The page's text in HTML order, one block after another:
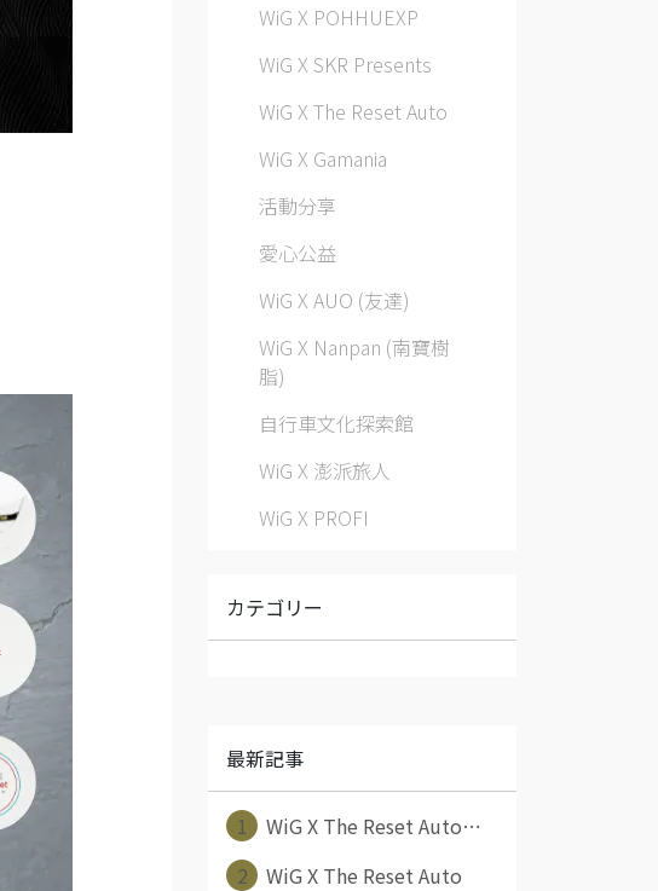
WiG X POHHUEXP
WiG X SKR Presents
WiG X The Reset Auto
WiG X Gamania
活動分享
愛心公益
WiG X AUO (友達)
WiG X Nanpan (南寶樹
脂)
自行車文化探索館
WiG X 澎派旅人
WiG X PROFI
カテゴリー
最新記事
1
WiG X The Reset Auto⋯
2
WiG X The Reset Auto